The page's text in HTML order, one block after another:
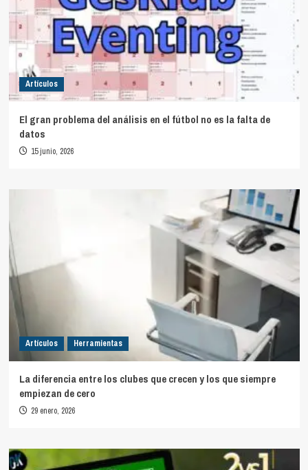
Artículos
El gran problema del análisis en el fútbol no es la falta de
datos
15 junio, 2026
Artículos Herramientas
La diferencia entre los clubes que crecen y los que siempre
empiezan de cero
29 enero, 2026